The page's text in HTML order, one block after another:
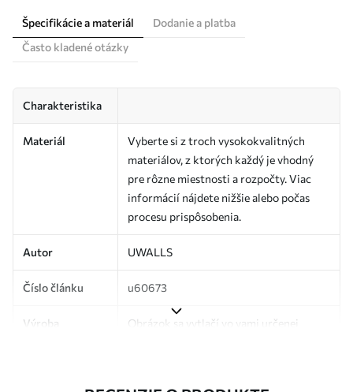
Špecifikácie a materiál
Dodanie a platba
Často kladené otázky
Charakteristika
Materiál
Vyberte si z troch vysokokvalitných
materiálov, z ktorých každý je vhodný
pre rôzne miestnosti a rozpočty. Viac
informácií nájdete nižšie alebo počas
procesu prispôsobenia.
Autor UWALLS
Číslo článku u60673
Výroba
Obrázok sa vytlačí vo vami určenej